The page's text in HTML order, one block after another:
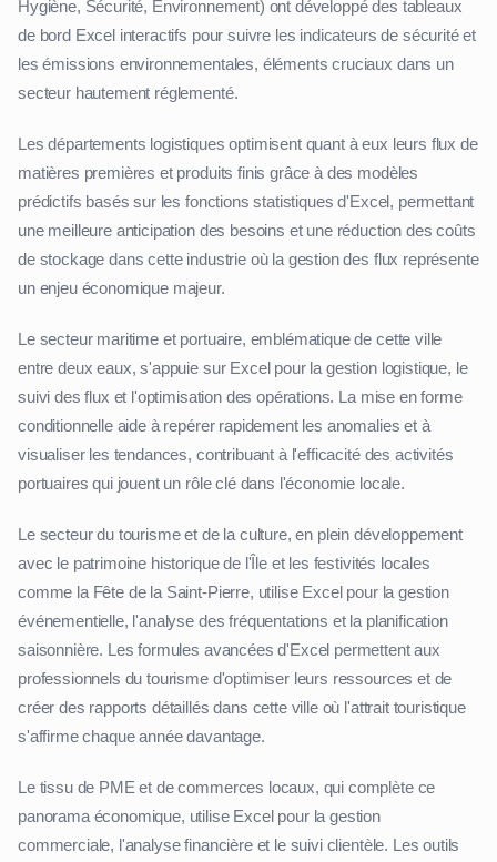
Hygiène, Sécurité, Environnement) ont développé des tableaux
de bord Excel interactifs pour suivre les indicateurs de sécurité et
les émissions environnementales, éléments cruciaux dans un
secteur hautement réglementé.
Les départements logistiques optimisent quant à eux leurs flux de
matières premières et produits finis grâce à des modèles
prédictifs basés sur les fonctions statistiques d'Excel, permettant
une meilleure anticipation des besoins et une réduction des coûts
de stockage dans cette industrie où la gestion des flux représente
un enjeu économique majeur.
Le secteur maritime et portuaire, emblématique de cette ville
entre deux eaux, s'appuie sur Excel pour la gestion logistique, le
suivi des flux et l'optimisation des opérations. La mise en forme
conditionnelle aide à repérer rapidement les anomalies et à
visualiser les tendances, contribuant à l'efficacité des activités
portuaires qui jouent un rôle clé dans l'économie locale.
Le secteur du tourisme et de la culture, en plein développement
avec le patrimoine historique de l'Île et les festivités locales
comme la Fête de la Saint-Pierre, utilise Excel pour la gestion
événementielle, l'analyse des fréquentations et la planification
saisonnière. Les formules avancées d'Excel permettent aux
professionnels du tourisme d'optimiser leurs ressources et de
créer des rapports détaillés dans cette ville où l'attrait touristique
s'affirme chaque année davantage.
Le tissu de PME et de commerces locaux, qui complète ce
panorama économique, utilise Excel pour la gestion
commerciale, l'analyse financière et le suivi clientèle. Les outils